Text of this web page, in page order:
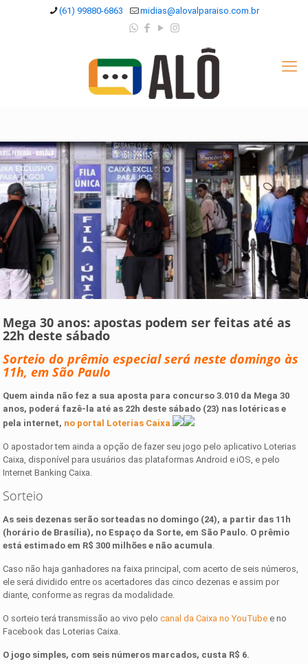
(61) 99880-6863 midias@alovalparaiso.com.br
Mega 30 anos: apostas podem ser feitas até as
22h deste sábado
Sorteio do prêmio especial será neste domingo às
11h, em São Paulo
Quem ainda não fez a sua aposta para concurso 3.010 da Mega 30
anos, poderá fazê-la até as 22h deste sábado (23) nas lotéricas e
pela internet, no portal Loterias Caixa
O apostador tem ainda a opção de fazer seu jogo pelo aplicativo Loterias
Caixa, disponível para usuários das plataformas Android e iOS, e pelo
Internet Banking Caixa.
Sorteio
As seis dezenas serão sorteadas no domingo (24), a partir das 11h
(horário de Brasília), no Espaço da Sorte, em São Paulo. O prêmio
está estimado em R$ 300 milhões e não acumula
Caso não haja ganhadores na faixa principal, com acerto de seis números,
ele será dividido entre os acertadores das cinco dezenas e assim por
diante, conforme as regras da modalidade.
O sorteio terá transmissão ao vivo pelocanal da Caixa no YouTube e no
Facebook das Loterias Caixa.
O jogo simples, com seis números marcados, custa R$ 6.